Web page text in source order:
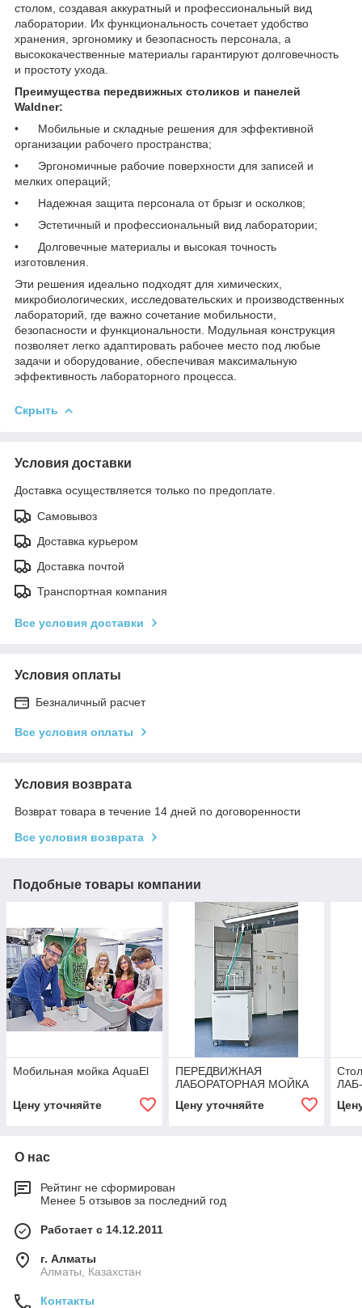
столом, создавая аккуратный и профессиональный вид
лаборатории. Их функциональность сочетает удобство
хранения, эргономику и безопасность персонала, а
высококачественные материалы гарантируют долговечность
и простоту ухода.
Преимущества передвижных столиков и панелей
Waldner:
• Мобильные и складные решения для эффективной
организации рабочего пространства;
• Эргономичные рабочие поверхности для записей и
мелких операций;
• Надежная защита персонала от брызг и осколков;
• Эстетичный и профессиональный вид лаборатории;
• Долговечные материалы и высокая точность
изготовления.
Эти решения идеально подходят для химических,
микробиологических, исследовательских и производственных
лабораторий, где важно сочетание мобильности,
безопасности и функциональности. Модульная конструкция
позволяет легко адаптировать рабочее место под любые
задачи и оборудование, обеспечивая максимальную
эффективность лабораторного процесса.
Скрыть
Условия доставки
Доставка осуществляется только по предоплате.
Самовывоз
Доставка курьером
Доставка почтой
Транспортная компания
Все условия доставки
Условия оплаты
Безналичный расчет
Все условия оплаты
Условия возврата
Возврат товара в течение 14 дней по договоренности
Все условия возврата
Подобные товары компании
Мобильная мойка AquaEl
Цену уточняйте
ПЕРЕДВИЖНАЯ
ЛАБОРАТОРНАЯ МОЙКА
Цену уточняйте
О нас
Рейтинг не сформирован
Менее 5 отзывов за последний год
Работает с 14.12.2011
г. Алматы
Алматы, Казахстан
Контакты